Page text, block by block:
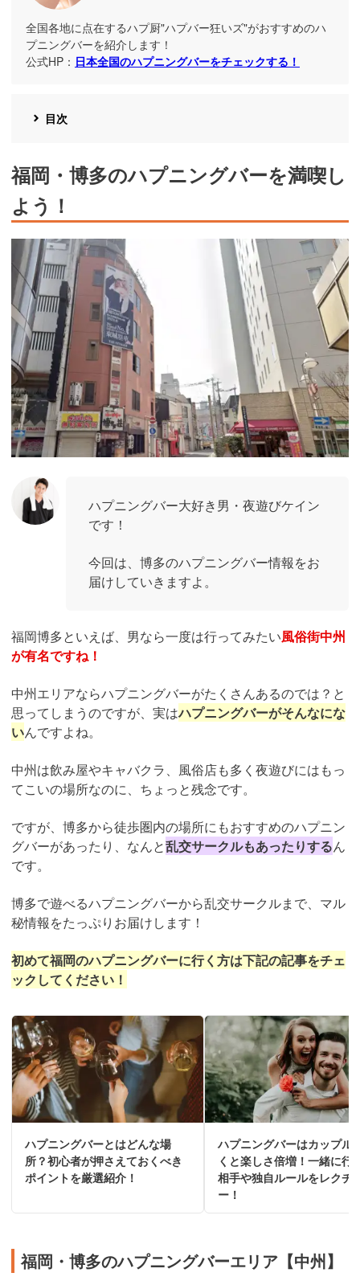
全国各地に点在するハプ厨"ハプバー狂いズ"がおすすめのハ
プニングバーを紹介します！
公式HP： 日本全国のハプニングバーをチェックする！
目次
福岡・博多のハプニングバーを満喫し
よう！
ハプニングバー大好き男・夜遊びケイン
です！
今回は、博多のハプニングバー情報をお
届けしていきますよ。
福岡博多といえば、男なら一度は行ってみたい風俗街中州
が有名ですね！
中州エリアならハプニングバーがたくさんあるのでは？と
思ってしまうのですが、実はハプニングバーがそんなにな
いんですよね。
中州は飲み屋やキャバクラ、風俗店も多く夜遊びにはもっ
てこいの場所なのに、ちょっと残念です。
ですが、博多から徒歩圏内の場所にもおすすめのハプニン
グバーがあったり、なんと乱交サークルもあったりするん
です。
博多で遊べるハプニングバーから乱交サークルまで、マル
秘情報をたっぷりお届けします！
初めて福岡のハプニングバーに行く方は下記の記事をチェ
ックしてください！
ハプニングバーとはどんな場
所？初心者が押さえておくべき
ポイントを厳選紹介！
ハプニングバーはカップル
くと楽しさ倍増！一緒に行
相手や独自ルールをレクチ
ー！
福岡・博多のハプニングバーエリア【中州】